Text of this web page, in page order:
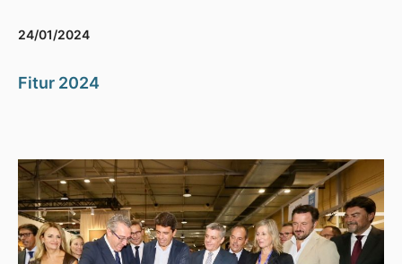
24/01/2024
Fitur 2024